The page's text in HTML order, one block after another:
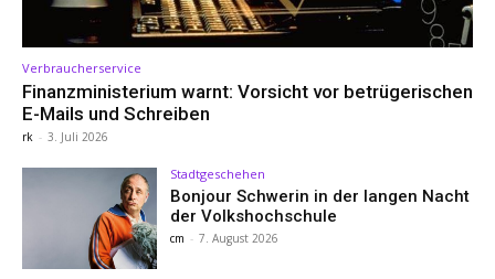
Verbraucherservice
Finanzministerium warnt: Vorsicht vor betrügerischen
E-Mails und Schreiben
rk - 3. Juli 2026
Stadtgeschehen
Bonjour Schwerin in der langen Nacht
der Volkshochschule
cm - 7. August 2026